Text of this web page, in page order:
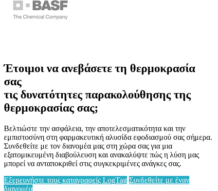
Έτοιμοι να ανεβάσετε τη θερμοκρασία
σας
τις δυνατότητες παρακολούθησης της
θερμοκρασίας σας;
Βελτιώστε την ασφάλεια, την αποτελεσματικότητα και την
εμπιστοσύνη στη φαρμακευτική αλυσίδα εφοδιασμού σας σήμερα.
Συνδεθείτε με τον διανομέα μας στη χώρα σας για μια
εξατομικευμένη διαβούλευση και ανακαλύψτε πώς η λύση μας
μπορεί να ανταποκριθεί στις συγκεκριμένες ανάγκες σας.
Εξερευνήστε τους καταγραφείς LogTag Συνδεθείτε με έναν
διανομέα